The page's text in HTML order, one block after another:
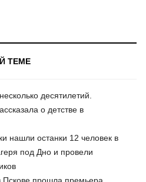
ТЕМЕ
десятилетий.
о детстве в
нашли останки 12 человек в
под Дно и провели